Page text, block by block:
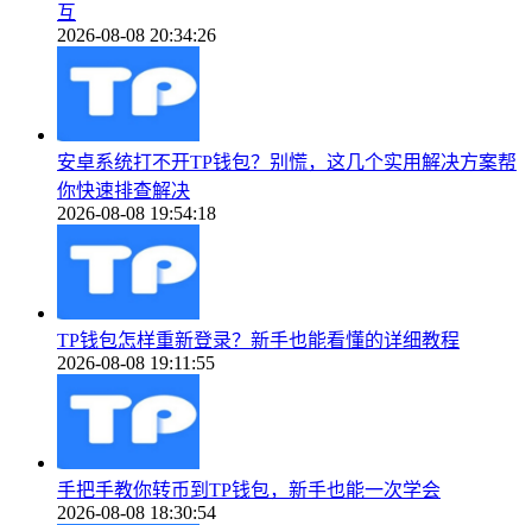
互
2026-08-08 20:34:26
安卓系统打不开TP钱包？别慌，这几个实用解决方案帮
你快速排查解决
2026-08-08 19:54:18
TP钱包怎样重新登录？新手也能看懂的详细教程
2026-08-08 19:11:55
手把手教你转币到TP钱包，新手也能一次学会
2026-08-08 18:30:54